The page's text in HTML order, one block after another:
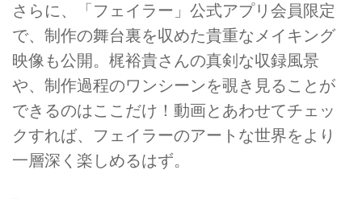
さらに、「フェイラー」公式アプリ会員限定
で、制作の舞台裏を収めた貴重なメイキング
映像も公開。梶裕貴さんの真剣な収録風景
や、制作過程のワンシーンを覗き見ることが
できるのはここだけ！動画とあわせてチェッ
クすれば、フェイラーのアートな世界をより
一層深く楽しめるはず。